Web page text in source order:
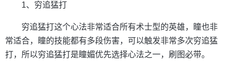
1、穷追猛打
穷追猛打这个心法非常适合所有术士型的英雄，瞳也非
常适合，瞳的技能都有多段伤害，可以触发非常多次穷追猛
打，所以穷追猛打是瞳媚优先选择心法之一，刷图必带。